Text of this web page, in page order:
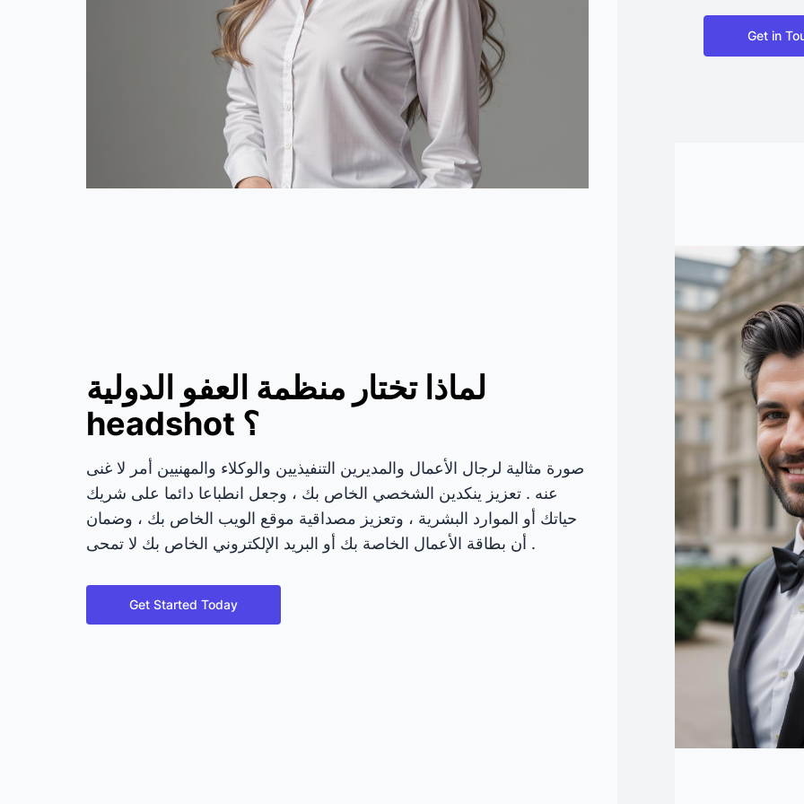
Get in
لماذا تختار منظمة العفو الدولية
headshot ؟
صورة مثالية لرجال الأعمال والمديرين التنفيذيين والوكلاء والمهنيين أمر لا غنى
عنه . تعزيز ينكدين الشخصي الخاص بك ، وجعل انطباعا دائما على شريك
حياتك أو الموارد البشرية ، وتعزيز مصداقية موقع الويب الخاص بك ، وضمان
أن بطاقة الأعمال الخاصة بك أو البريد الإلكتروني الخاص بك لا تمحى .
Get Started Today